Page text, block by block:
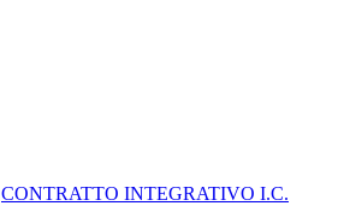
CONTRATTO INTEGRATIVO I.C.